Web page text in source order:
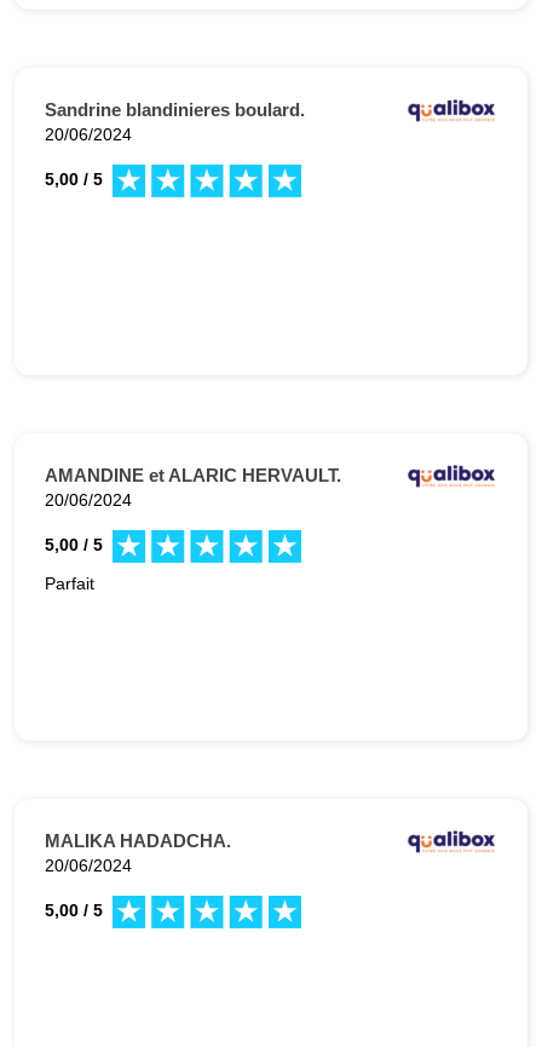
Sandrine blandinieres boulard.
20/06/2024
5,00 / 5
AMANDINE et ALARIC HERVAULT.
20/06/2024
5,00 / 5
Parfait
MALIKA HADADCHA.
20/06/2024
5,00 / 5